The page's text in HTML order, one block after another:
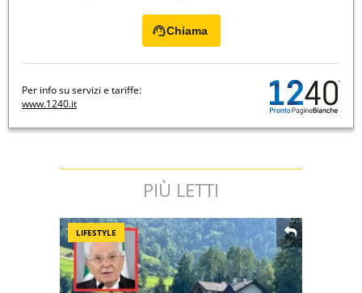
Chiama
Per info su servizi e tariffe:
www.1240.it
PIÙ LETTI
LIFESTYLE